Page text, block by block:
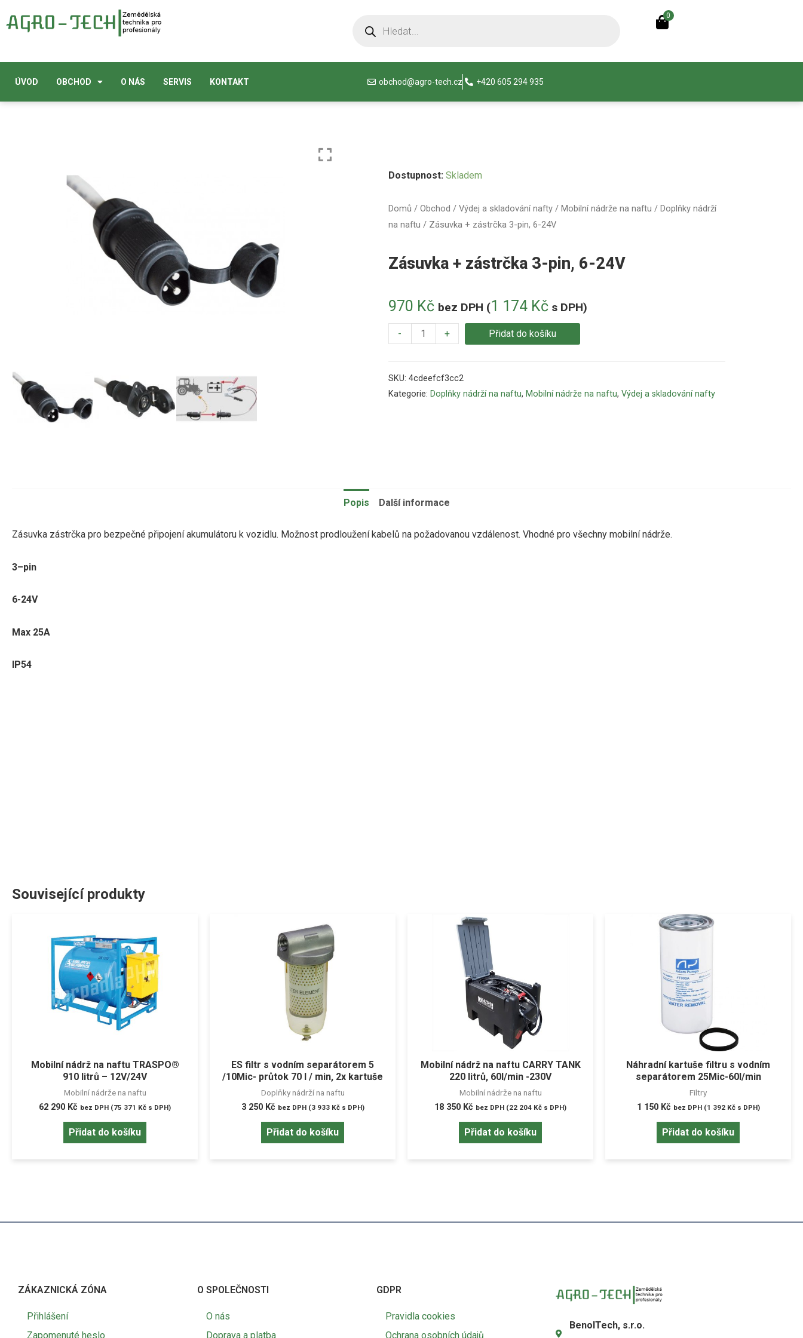
0
ÚVOD OBCHOD O NÁS SERVIS KONTAKT obchod@agro-tech.cz +420 605 294 935
Domů / Obchod / Výdej a skladování nafty/ Mobilní nádrže na naftu / Doplňky nádrží
na naftu / Zásuvka + zástrčka 3-pin, 6-24V
Zásuvka + zástrčka 3-pin, 6-24V
970 Kč bez DPH (1 174 Kčs DPH)
Dostupnost: Skladem
- + Přidat do košíku
SKU: 4cdeefcf3cc2
Kategorie: Doplňky nádrží na naftu, Mobilní nádrže na naftu, Výdej a skladování nafty
Popis Další informace
Zásuvka zástrčka pro bezpečné připojení akumulátoru k vozidlu. Možnost prodloužení kabelů na požadovanou vzdálenost. Vhodné pro všechny mobilní nádrže.
3–pin
6-24V
Max 25A
IP54
Související produkty
Mobilní nádrž na naftu TRASPO®
910 litrů – 12V/24V
Mobilní nádrže na naftu
62 290 Kč bez DPH (75 371 Kč s DPH)
Přidat do košíku
ES filtr s vodním separátorem 5
/10Mic- průtok 70 l / min, 2x kartuše
Doplňky nádrží na naftu
3 250 Kč bez DPH (3 933 Kčs DPH)
Přidat do košíku
Mobilní nádrž na naftu CARRY TANK
220 litrů, 60l/min -230V
Mobilní nádrže na naftu
18 350 Kč bez DPH (22 204 Kč s DPH)
Přidat do košíku
Náhradní kartuše filtru s vodním
separátorem 25Mic-60l/min
Filtry
1 150 Kč bez DPH (1 392 Kčs DPH)
Přidat do košíku
ZÁKAZNICKÁ ZÓNA
Přihlášení
Zapomenuté heslo
O SPOLEČNOSTI
O nás
Doprava a platba
GDPR
Pravidla cookies
Ochrana osobních údajů
BenolTech, s.r.o.